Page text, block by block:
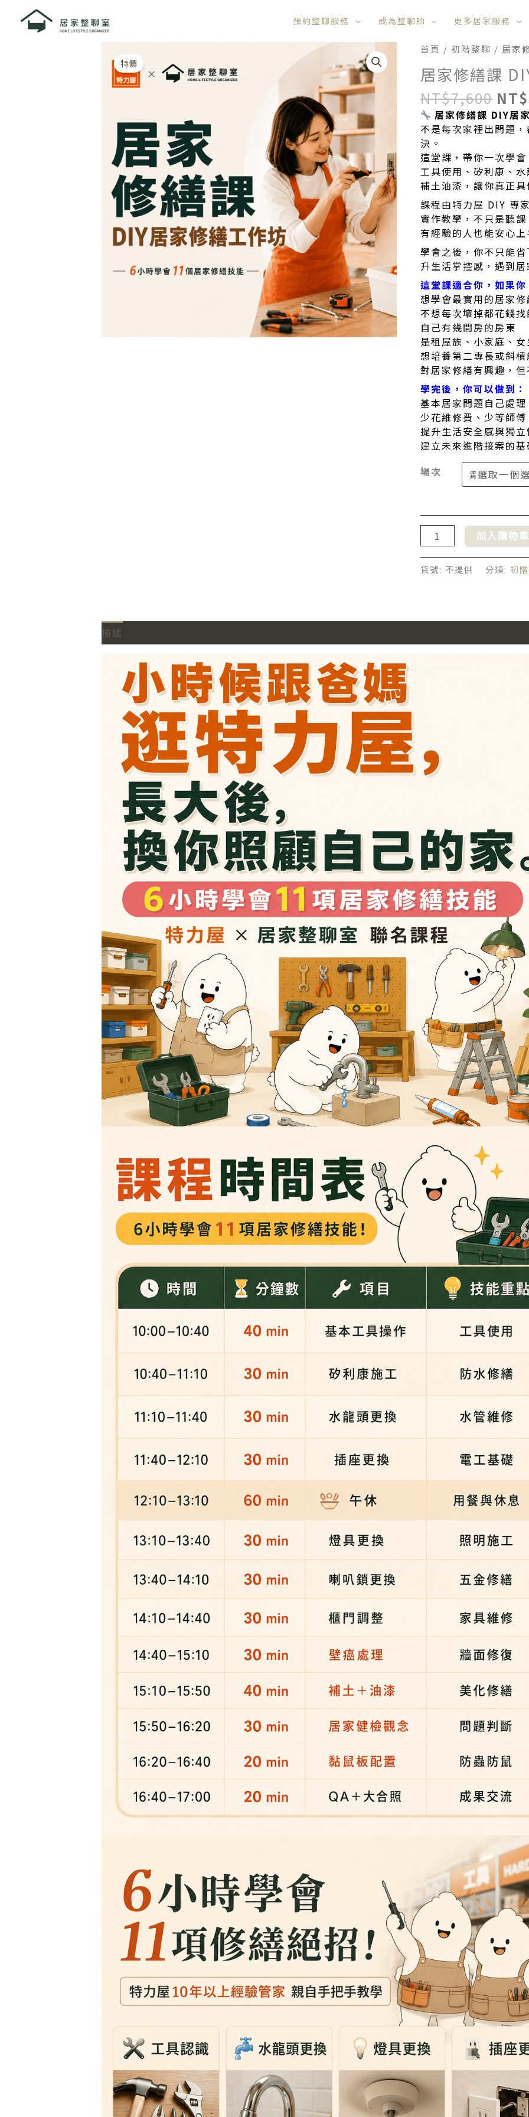
預約整聊服務 成為整聊師 更多居家服務
特價
首頁 / 初階整聊 / 居家
居家修繕課
NT$7,600
原
價
格：
NT$
居家修繕課 DIY居
不是每次家裡出問題
決。
這堂課，帶你一次學
工具使用、矽利康、
補土油漆，讓你真正
課程由特力屋 DIY 專
實作教學，不只是聽
有經驗的人也能安心
學會之後，你不只能
升生活掌控感，遇到
這堂課適合你，如果
想學會最實用的居家
不想每次壞掉都花錢
自己有幾間房的房東
是租屋族、小家庭、
想培養第二專長或斜
對居家修繕有興趣，
學完後，你可以做到：
基本居家問題自己處理
少花維修費、少等師傅
提升生活安全感與獨
建立未來進階接案的
場次
居
修
繕
課
DIY
居
家
工
作
坊
數
量
加入購物
貨號: 不提供 分類: 初
描述